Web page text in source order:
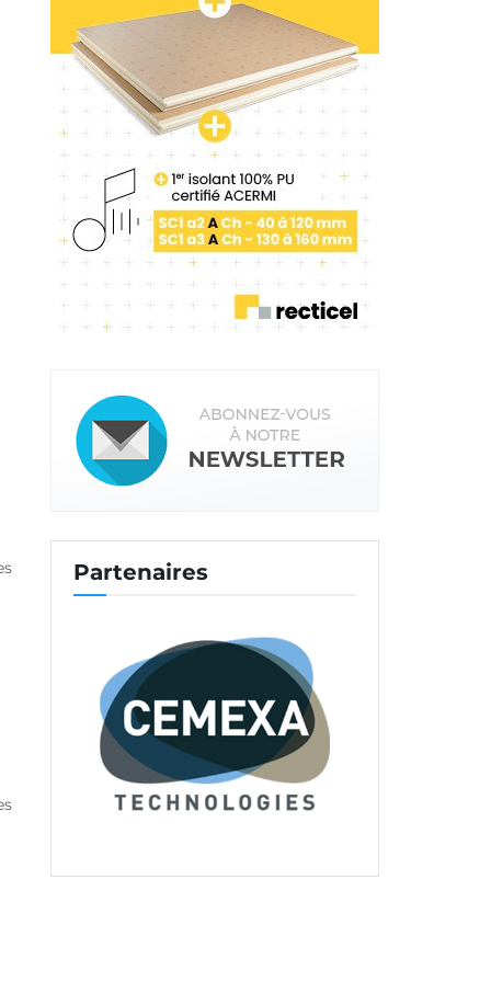
Partenaires